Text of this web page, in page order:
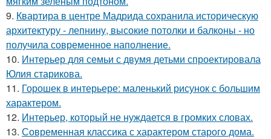
9. Квартира в центре Мадрида сохранила историческую
архитектуру - лепнину, высокие потолки и балконы - но
получила современное наполнение.
10. Интерьер для семьи с двумя детьми спроектировала
Юлия старикова.
11. Горошек в интерьере: маленький рисунок с большим
характером.
12. Интерьер, который не нуждается в громких словах.
13. Современная классика с характером старого дома.